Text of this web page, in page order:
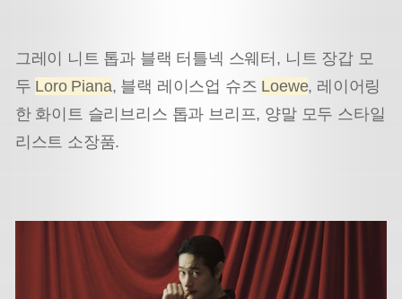
그레이 니트 톱과 블랙 터틀넥 스웨터, 니트 장갑 모
두 Loro Piana, 블랙 레이스업 슈즈 Loewe, 레이어링
한 화이트 슬리브리스 톱과 브리프, 양말 모두 스타일
리스트 소장품.